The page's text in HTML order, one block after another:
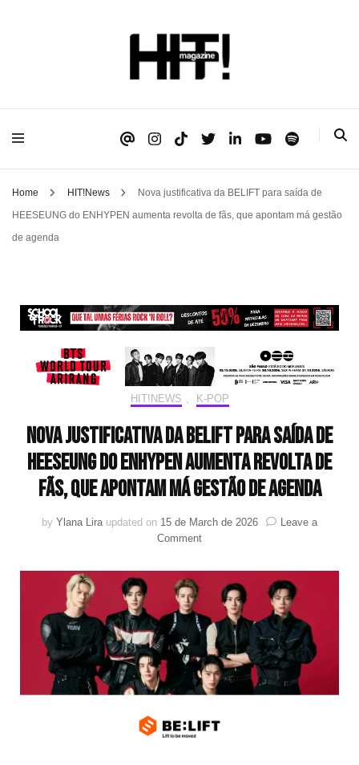
HIT!Magazine
Home HIT!News
Nova justificativa da BELIFT para saída de
HEESEUNG do ENHYPEN aumenta revolta de fãs, que apontam má gestão
de agenda
HIT!NEWS K-POP
Nova justificativa da BELIFT para saída de
HEESEUNG do ENHYPEN aumenta revolta de
fãs, que apontam má gestão de agenda
by Ylana Lira updated on 15 de March de 2026
Leave a
Commenton
justificativa
BELIFT
para
saída
de
HEESEUNG
do
ENHYPEN
revolta